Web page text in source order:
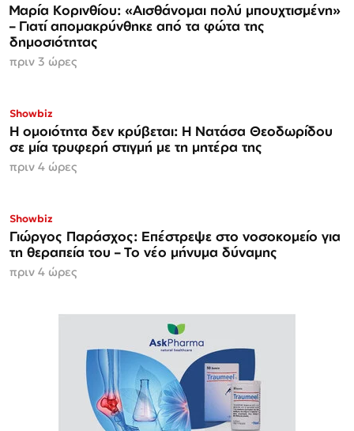
Μαρία Κορινθίου: «Αισθάνομαι πολύ μπουχτισμένη»
– Γιατί απομακρύνθηκε από τα φώτα της
δημοσιότητας
πριν 3 ώρες
Showbiz
Η ομοιότητα δεν κρύβεται: Η Νατάσα Θεοδωρίδου
σε μία τρυφερή στιγμή με τη μητέρα της
πριν 4 ώρες
Showbiz
Γιώργος Παράσχος: Επέστρεψε στο νοσοκομείο για
τη θεραπεία του – Το νέο μήνυμα δύναμης
πριν 4 ώρες